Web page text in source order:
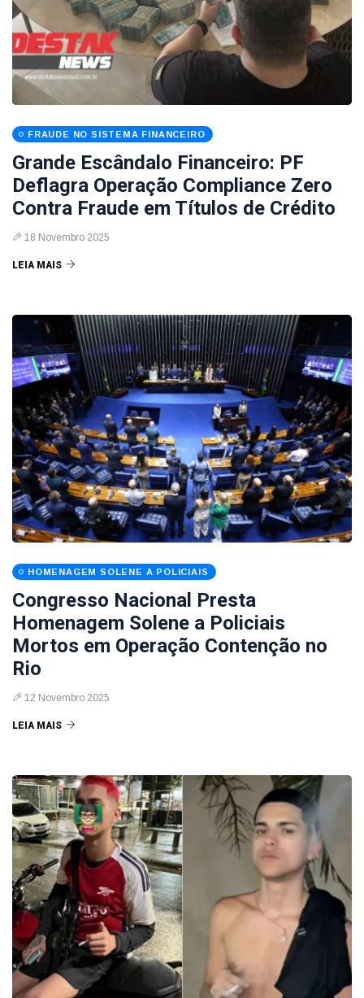
FRAUDE NO SISTEMA FINANCEIRO
Grande Escândalo Financeiro: PF
Deflagra Operação Compliance Zero
Contra Fraude em Títulos de Crédito
18 Novembro 2025
LEIA MAIS
HOMENAGEM SOLENE A POLICIAIS
Congresso Nacional Presta
Homenagem Solene a Policiais
Mortos em Operação Contenção no
Rio
12 Novembro 2025
LEIA MAIS